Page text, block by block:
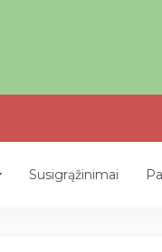
Susigrąžinimai